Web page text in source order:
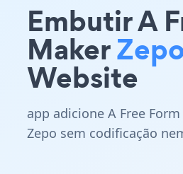
Embutir A
Maker
Website
app adicione A Free
Zepo sem codificação